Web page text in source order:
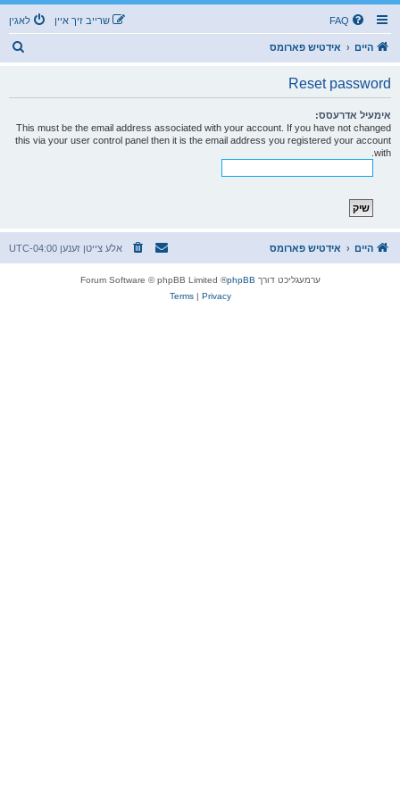
FAQ לאגין שרייב זיך איין
היים אידטיש פארומס
Reset password
אימעיל אדרעסס:
This must be the email address associated with your account. If you have not changed
this via your user control panel then it is the email address you registered your account
with.
היים אידטיש פארומס אלע צייטן זענען UTC-04:00
ערמעגליכט דורך phpBB
® Forum Software © phpBB Limited
Privacy
|
Terms